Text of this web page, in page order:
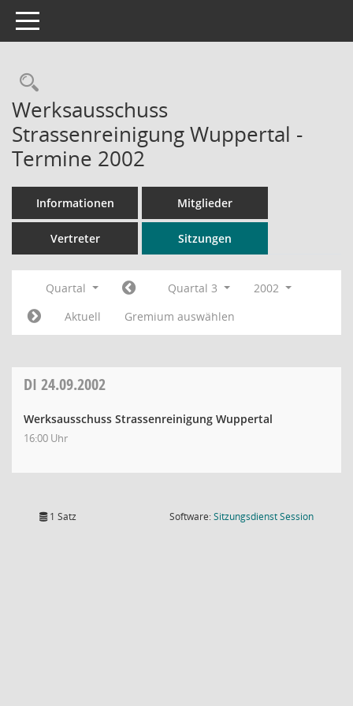
Toggle navigation
Rechercheauswahl
Werksausschuss
Strassenreinigung Wuppertal -
Termine 2002
Informationen Mitglieder
Vertreter Sitzungen
Quartal Quartal 3
2002
Aktuell
Gremium auswählen
DI 24.09.2002
Werksausschuss Strassenreinigung Wuppertal
16:00 Uhr
1 Satz Software:SitzungsdienstSession(Wird in